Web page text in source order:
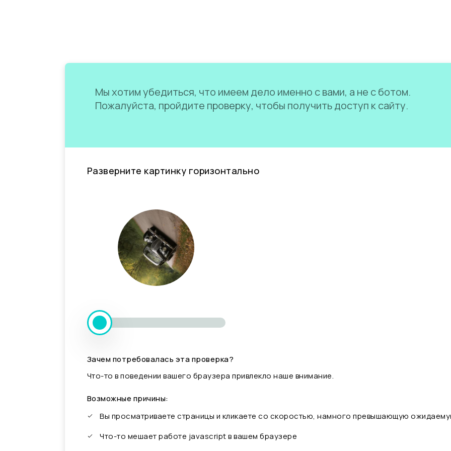
Мы хотим убедиться, что имеем дело именно с вами, а не с ботом.
Пожалуйста, пройдите проверку, чтобы получить доступ к сайту.
Разверните картинку горизонтально
Зачем потребовалась эта проверка?
Что-то в поведении вашего браузера привлекло наше внимание.
Возможные причины:
Вы просматриваете страницы и кликаете со скоростью, намного превышающую
Что-то мешает работе javascript в вашем браузере